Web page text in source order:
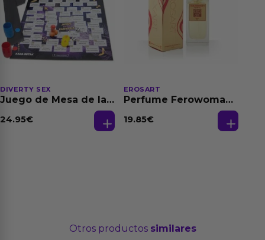
DIVERTY SEX
Juego de Mesa de las
24.95€
EROSART
Perfume Ferowoman
19.85€
Otros productos similares